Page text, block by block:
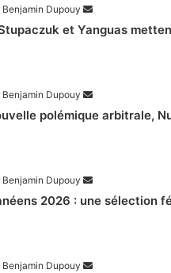
Benjamin Dupouy
et Yanguas
Benjamin Dupouy
polémique arbitrale,
Benjamin Dupouy
2026 : une sélection
Benjamin Dupouy